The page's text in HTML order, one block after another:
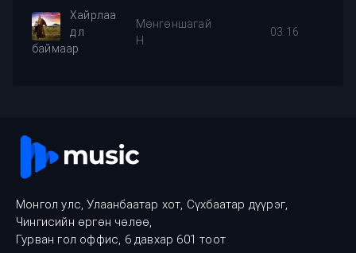
Хайрлаа
д л
баймаар
Мөнгөншагай
Н.
03:16
Монгол улс, Улаанбаатар хот, Сүхбаатар дүүрэг,
Чингисийн өргөн чөлөө,
Гурван гол оффис, 6 давхар 601 тоот